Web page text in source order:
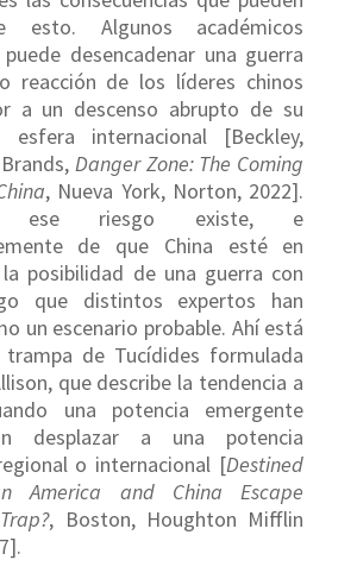
esto. Algunos académicos
desencadenar una guerra
reacción de los líderes chinos
a un descenso abrupto de su
internacional [Beckley,
Danger Zone: The Coming
, Nueva York, Norton, 2022].
ese riesgo existe, e
de que China esté en
posibilidad de una guerra con
que distintos expertos han
un escenario probable. Ahí está
de Tucídides formulada
que describe la tendencia a
una potencia emergente
desplazar a una potencia
o internacional [Destined
America and China Escape
, Boston, Houghton Mifflin